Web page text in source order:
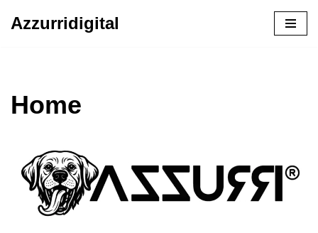
Azzurridigital
Home